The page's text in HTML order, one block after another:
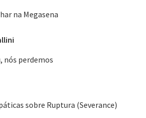
na Megasena
nós perdemos
sobre Ruptura (Severance)